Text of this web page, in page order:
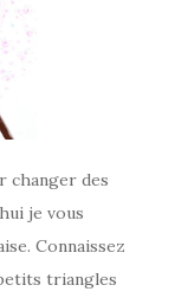
changer des
je vous
Connaissez
triangles